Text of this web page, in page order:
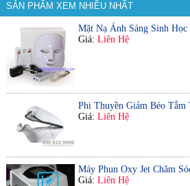
SẢN PHẨM XEM NHIỀU NHẤT
Mặt Nạ Ánh Sáng Sinh
Giá: Liên Hệ
Phi Thuyền Giảm Béo Tắm
Giá: Liên Hệ
Máy Phun Oxy Jet Chăm
Giá: Liên Hệ